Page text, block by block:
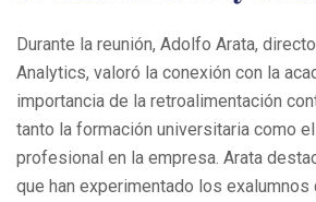
Durante la reunión, Adolfo Arata,
Analytics, valoró la conexión con la
importancia de la retroalimentación
tanto la formación universitaria como
profesional en la empresa. Arata
que han experimentado los exalumnos